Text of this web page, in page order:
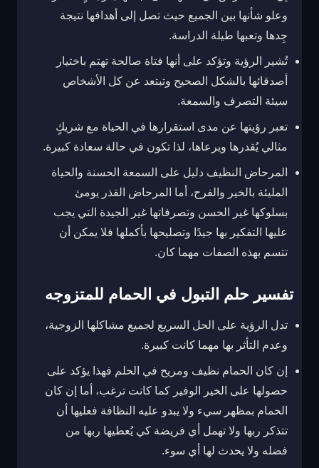
وعلو شأنها بين الجميع حيث تصل إلى أهدافها نتيجة
جِدها وتعبها طيلة الدراسة.
تُشير الرؤية وتؤكد على أنها فتاة صالحة تهتم باختيار
أصدقائها بالشكل الصحيح وتبتعد عن كل الأشخاص
سيئة التصرف والسمعة.
تعبر رؤيتها عن مدى استقرارها في الحياة مع شريكٍ
مثالي يُقدرها ويرعاها، لذا تكون في حالة سعادة كبيرة.
المرحاض النظيف دليل على السمعة الحسنة والحياة
المليئة بالخير والفرح، أما المرحاض القذر يومئ
بسلوكها غير الحسن وتصرفاتها غير الجيدة التي يجب
عليها التفكير بها جيدًا وتصليحها بأكملها فلا يمكن أن
تتسم بهذه الصفات مهما كان.
تفسير حلم التبول في الحمام للمتزوجه
تدل الرؤية على الحل السريع لجميع مشاكلها الزوجية،
وعدم التأثر بها مهما كانت كبيرة.
إن كان الحمام نظيف ومريح في الحلم فهذا يؤكد على
حصولها على الخير الوفير كما كانت ترغب، أما إن كان
الحمام بمظهر سيء ولا يبدو عليه النظافة فعليها أن
تتذكر ربها ولا تهمل أي فريضة كي يُعطيها ربها من
فضله ولا يحدث لها أي سوء.